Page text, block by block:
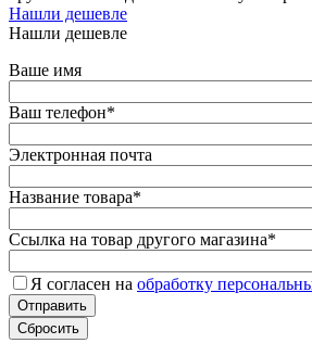
Нашли дешевле
Нашли дешевле
Ваше имя
Ваш телефон*
Электронная почта
Название товара*
Ссылка на товар другого магазина*
Я согласен на обработку